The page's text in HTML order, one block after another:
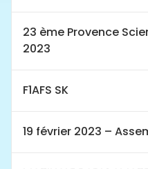
23 ème Provence
2023
F1AFS SK
19 février 2023 –